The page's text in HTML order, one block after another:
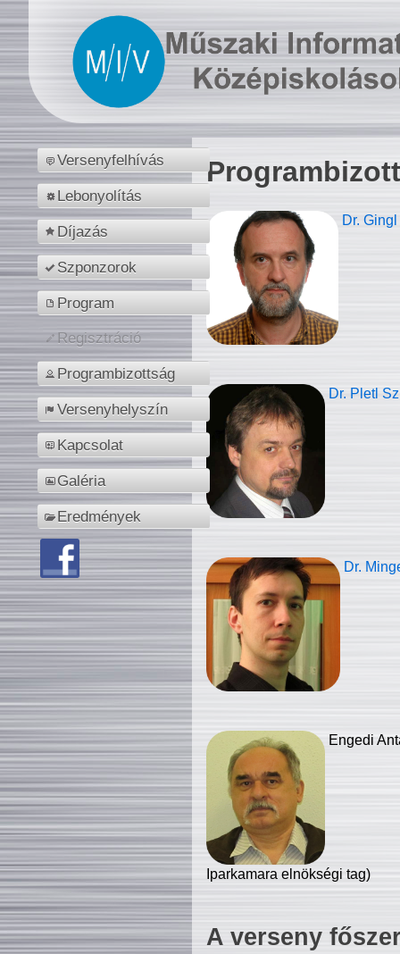
Versenyfelhívás
Lebonyolítás
Díjazás
Szponzorok
Program
Regisztráció
Programbizottság
Versenyhelyszín
Kapcsolat
Galéria
Eredmények
Dr.
Dr. Pletl
Dr.
Engedi
Iparkamara elnökségi tag)
A verseny